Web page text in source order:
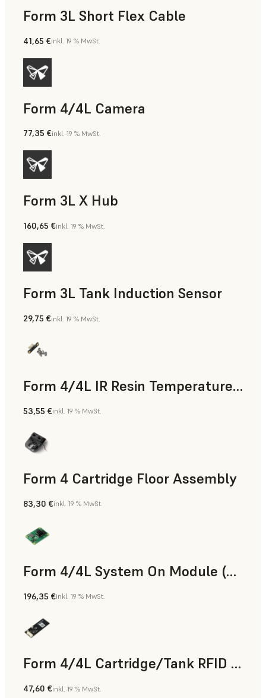
Form 3L Short Flex Cable
41,65 €inkl. 19 % MwSt.
Form 4/4L Camera
77,35 €inkl. 19 % MwSt.
Form 3L X Hub
160,65 €inkl. 19 % MwSt.
Form 3L Tank Induction Sensor
29,75 €inkl. 19 % MwSt.
Form 4/4L IR Resin Temperature Sensor
53,55 €inkl. 19 % MwSt.
Form 4 Cartridge Floor Assembly
83,30 €inkl. 19 % MwSt.
Form 4/4L System On Module (SOM)
196,35 €inkl. 19 % MwSt.
Form 4/4L Cartridge/Tank RFID Board
47,60 €inkl. 19 % MwSt.